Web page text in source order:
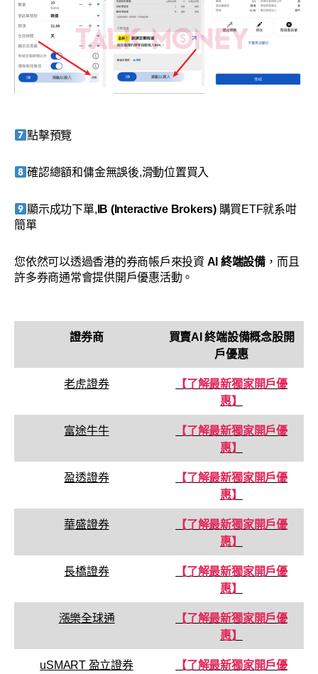
點擊預覽
確認總額和傭金無誤後,滑動位置買入
顯示成功下單, IB (Interactive Brokers) 購買ETF就系咁
簡單
您依然可以透過香港的券商帳戶來投資 AI 終端設備 ，而且
許多券商通常會提供開戶優惠活動。
證券商 買賣AI 終端設備概念股開
戶優惠
老虎證券
【了解最新獨家開戶優
惠】
富途牛牛
【了解最新獨家開戶優
惠】
盈透證券
【了解最新獨家開戶優
惠】
華盛證券
【了解最新獨家開戶優
惠】
長橋證券
【了解最新獨家開戶優
惠】
漲樂全球通
【了解最新獨家開戶優
惠】
uSMART 盈立證券
【了解最新獨家開戶優